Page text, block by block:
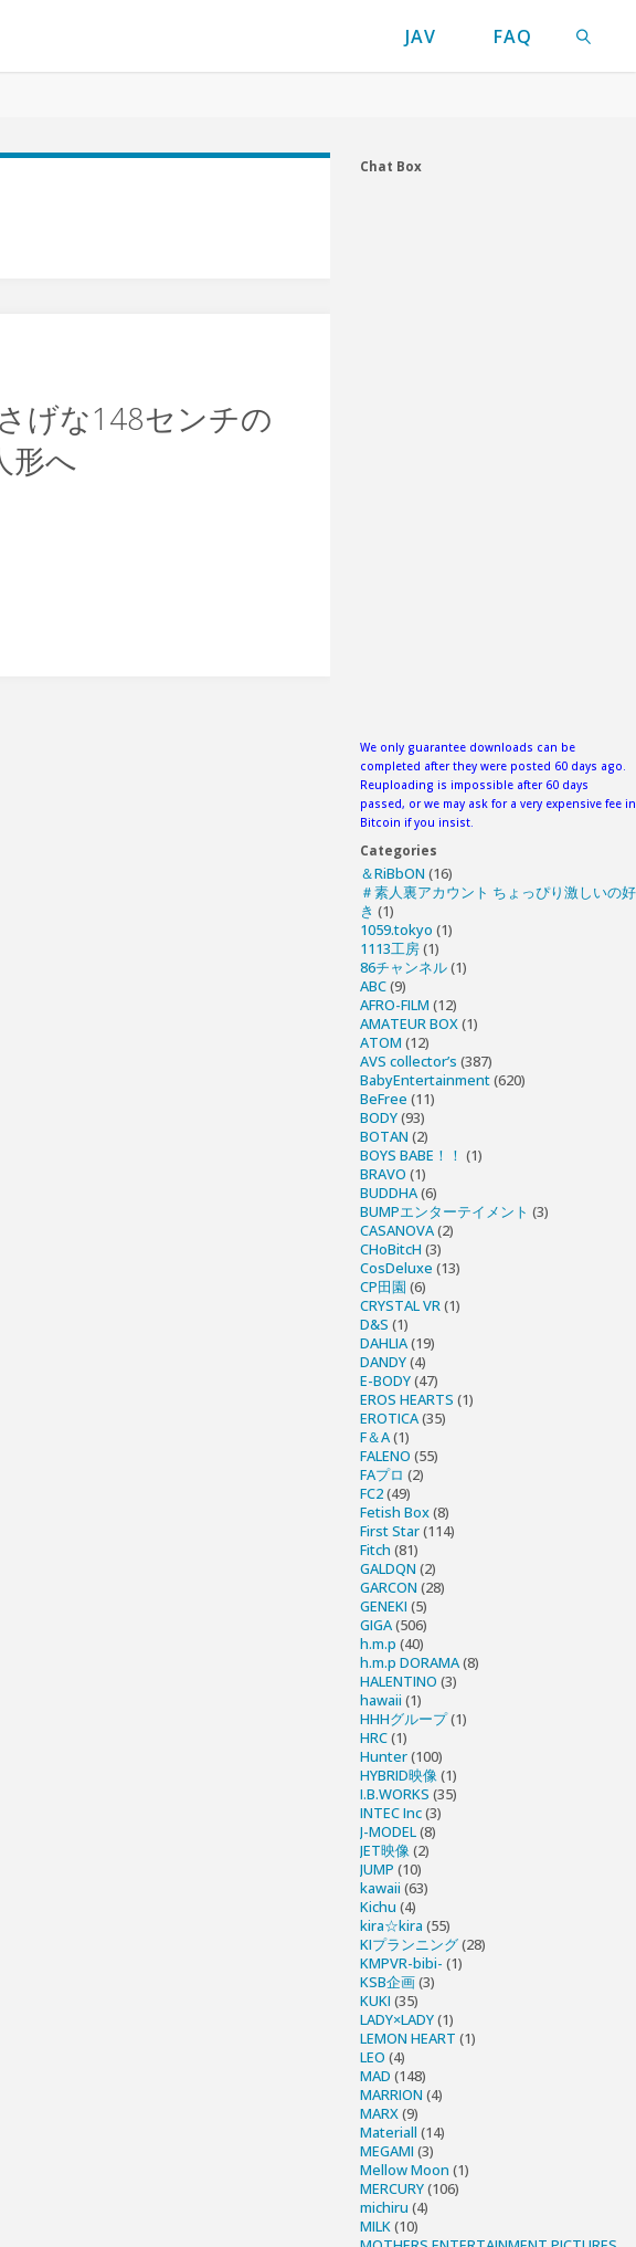
JAV FAQ
げな148センチの
形へ
Chat Box
We only guarantee downloads can be
completed after they were posted 60 days ago.
Reuploading is impossible after 60 days
passed, or we may ask for a very expensive fee in
Bitcoin if you insist.
Categories
＆RiBbON (16)
＃素人裏アカウント ちょっぴり激しいの好
き (1)
1059.tokyo (1)
1113工房(1)
86チャンネル(1)
ABC(9)
AFRO-FILM (12)
AMATEUR BOX(1)
ATOM (12)
AVS collector’s (387)
BabyEntertainment(620)
BeFree (11)
BODY(93)
BOTAN (2)
BOYS BABE！！ (1)
BRAVO (1)
BUDDHA(6)
BUMPエンターテイメント (3)
CASANOVA(2)
CHoBitcH (3)
CosDeluxe (13)
CP田園 (6)
CRYSTAL VR(1)
D&S (1)
DAHLIA(19)
DANDY(4)
E-BODY(47)
EROS HEARTS (1)
EROTICA(35)
F＆A(1)
FALENO (55)
FAプロ (2)
FC2(49)
Fetish Box(8)
First Star(114)
Fitch (81)
GALDQN (2)
GARCON (28)
GENEKI (5)
GIGA(506)
h.m.p (40)
h.m.p DORAMA(8)
HALENTINO (3)
hawaii (1)
HHHグループ(1)
HRC(1)
Hunter(100)
HYBRID映像(1)
I.B.WORKS (35)
INTEC Inc(3)
J-MODEL(8)
JET映像(2)
JUMP (10)
kawaii (63)
Kichu (4)
kira☆kira (55)
KIプランニング(28)
KMPVR-bibi- (1)
KSB企画(3)
KUKI (35)
LADY×LADY(1)
LEMON HEART (1)
LEO (4)
MAD (148)
MARRION (4)
MARX(9)
Materiall (14)
MEGAMI (3)
Mellow Moon (1)
MERCURY(106)
michiru (4)
MILK(10)